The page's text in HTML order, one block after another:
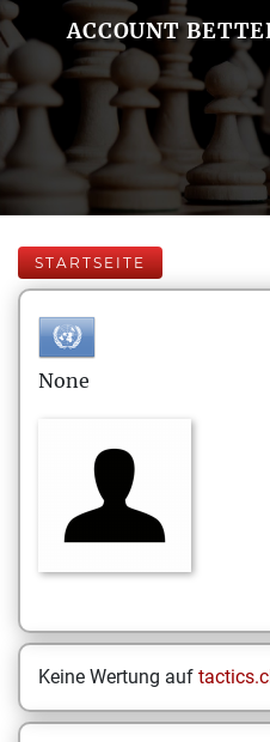
ACCOUNT
STARTSEITE
None
Keine Wertung auf